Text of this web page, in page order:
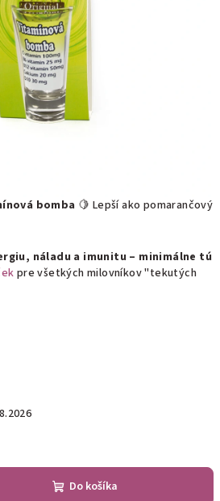
bomba 🍋 Lepší ako pomarančový
náladu a imunitu – minimálne tú
pre všetkých milovníkov "tekutých
Do košíka